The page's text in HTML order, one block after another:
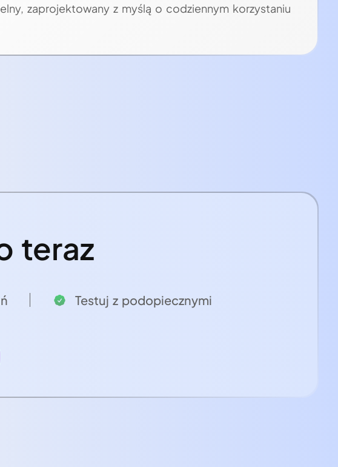
zaprojektowany z myślą o codziennym korzystaniu
teraz
Testuj z podopiecznymi